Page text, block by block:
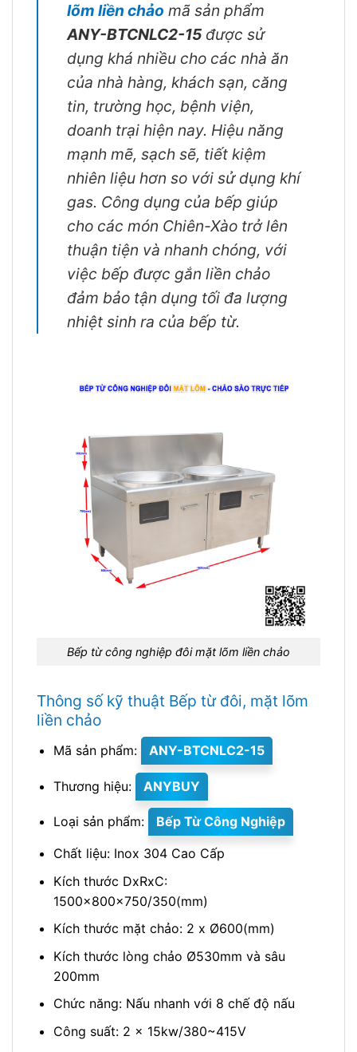
lõm liền chảo mã sản phẩm
ANY-BTCNLC2-15 được sử
dụng khá nhiều cho các nhà ăn
của nhà hàng, khách sạn, căng
tin, trường học, bệnh viện,
doanh trại hiện nay. Hiệu năng
mạnh mẽ, sạch sẽ, tiết kiệm
nhiên liệu hơn so với sử dụng khí
gas. Công dụng của bếp giúp
cho các món Chiên-Xào trở lên
thuận tiện và nhanh chóng, với
việc bếp được gắn liền chảo
đảm bảo tận dụng tối đa lượng
nhiệt sinh ra của bếp từ.
Bếp từ công nghiệp đôi mặt lõm liền chảo
Thông số kỹ thuật Bếp từ đôi, mặt lõm
liền chảo
Mã sản phẩm: ANY-BTCNLC2-15
Thương hiệu: ANYBUY
Loại sản phẩm:
Bếp Từ Công Nghiệp
Chất liệu: Inox 304 Cao Cấp
Kích thước DxRxC:
1500x800x750/350(mm)
Kích thước mặt chảo: 2 x Ø600(mm)
Kích thước lòng chảo Ø530mm và sâu
200mm
Chức năng: Nấu nhanh với 8 chế độ nấu
Công suất: 2 x 15kw/380~415V